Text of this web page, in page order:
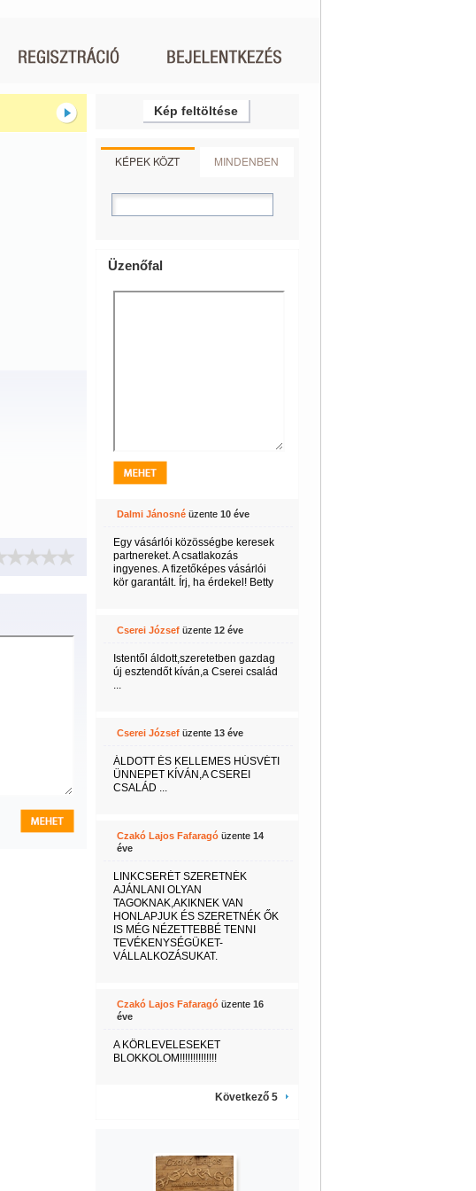
Kép feltöltése
KÉPEK KÖZT MINDENBEN
Üzenőfal
Dalmi Jánosnéüzente 10 éve
Egy vásárlói közösségbe keresek
partnereket. A csatlakozás
ingyenes. A fizetőképes vásárlói
kör garantált. Írj, ha érdekel! Betty
Cserei Józsefüzente 12 éve
Istentől áldott,szeretetben gazdag
új esztendőt kíván,a Cserei család
...
Cserei Józsefüzente 13 éve
ÁLDOTT ÉS KELLEMES HÚSVÉTI
ÜNNEPET KÍVÁN,A CSEREI
CSALÁD ...
Czakó Lajos Fafaragó üzente 14
éve
LINKCSERÉT SZERETNÉK
AJÁNLANI OLYAN
TAGOKNAK,AKIKNEK VAN
HONLAPJUK ÉS SZERETNÉK ŐK
IS MÉG NÉZETTEBBÉ TENNI
TEVÉKENYSÉGÜKET-
VÁLLALKOZÁSUKAT.
Czakó Lajos Fafaragó üzente 16
éve
A KÖRLEVELESEKET
BLOKKOLOM!!!!!!!!!!!!!!
Következő 5